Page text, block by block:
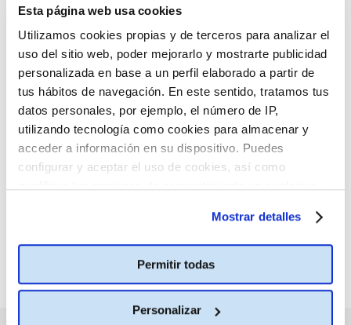
Esta página web usa cookies
Utilizamos cookies propias y de terceros para analizar el
uso del sitio web, poder mejorarlo y mostrarte publicidad
personalizada en base a un perfil elaborado a partir de
tus hábitos de navegación. En este sentido, tratamos tus
datos personales, por ejemplo, el número de IP,
utilizando tecnología como cookies para almacenar y
acceder a información en su dispositivo. Puedes
configurar y aceptar el uso de cookies, así como
Mostrar detalles
Permitir todas
Personalizar
CONSULTA MÁS HORARIOS
:(
No hay películas con el
criterio de búsqueda
seleccionado.